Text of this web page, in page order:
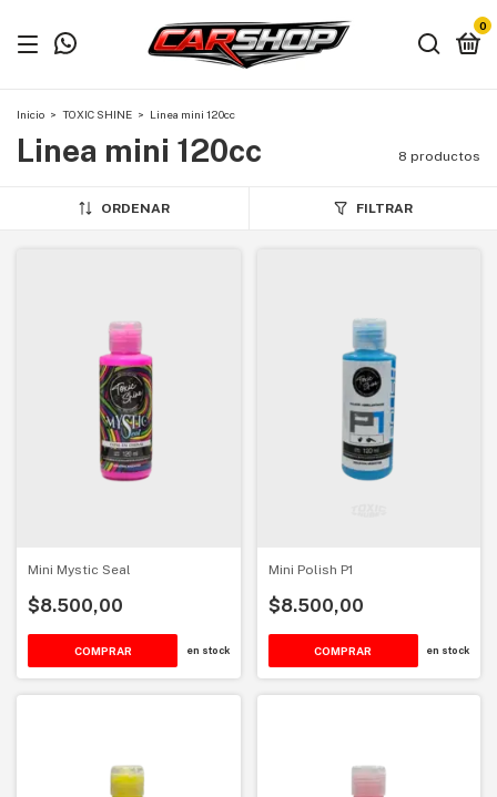
0
Inicio > TOXIC SHINE > Linea mini 120cc
Linea mini 120cc 8 productos
ORDENAR FILTRAR
Mini Mystic Seal
$8.500,00
en stock
Mini Polish P1
$8.500,00
en stock